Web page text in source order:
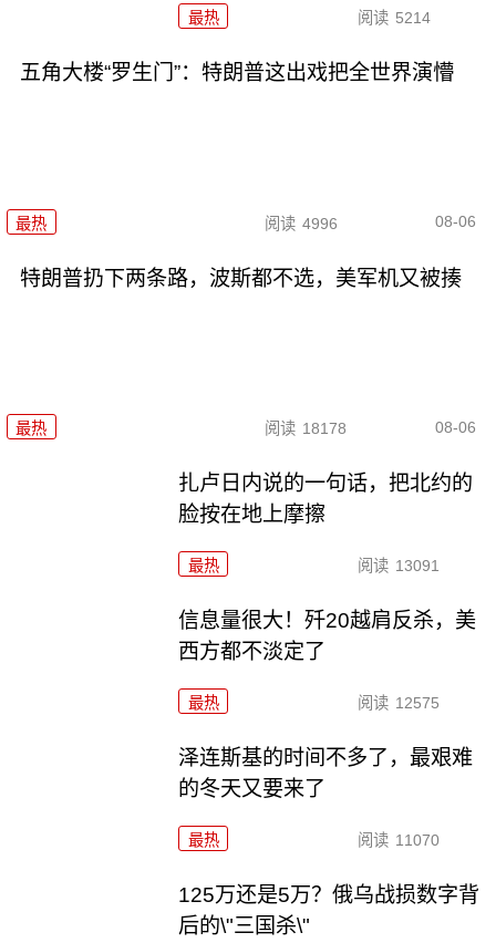
最热 阅读 5214
五角大楼“罗生门”：特朗普这出戏把全世界演懵
最热 阅读 4996 08-06
特朗普扔下两条路，波斯都不选，美军机又被揍
最热 阅读 18178 08-06
扎卢日内说的一句话，把北约的
脸按在地上摩擦
最热 阅读 13091
信息量很大！歼20越肩反杀，美
西方都不淡定了
最热 阅读 12575
泽连斯基的时间不多了，最艰难
的冬天又要来了
最热 阅读 11070
125万还是5万？俄乌战损数字背
后的\"三国杀\"